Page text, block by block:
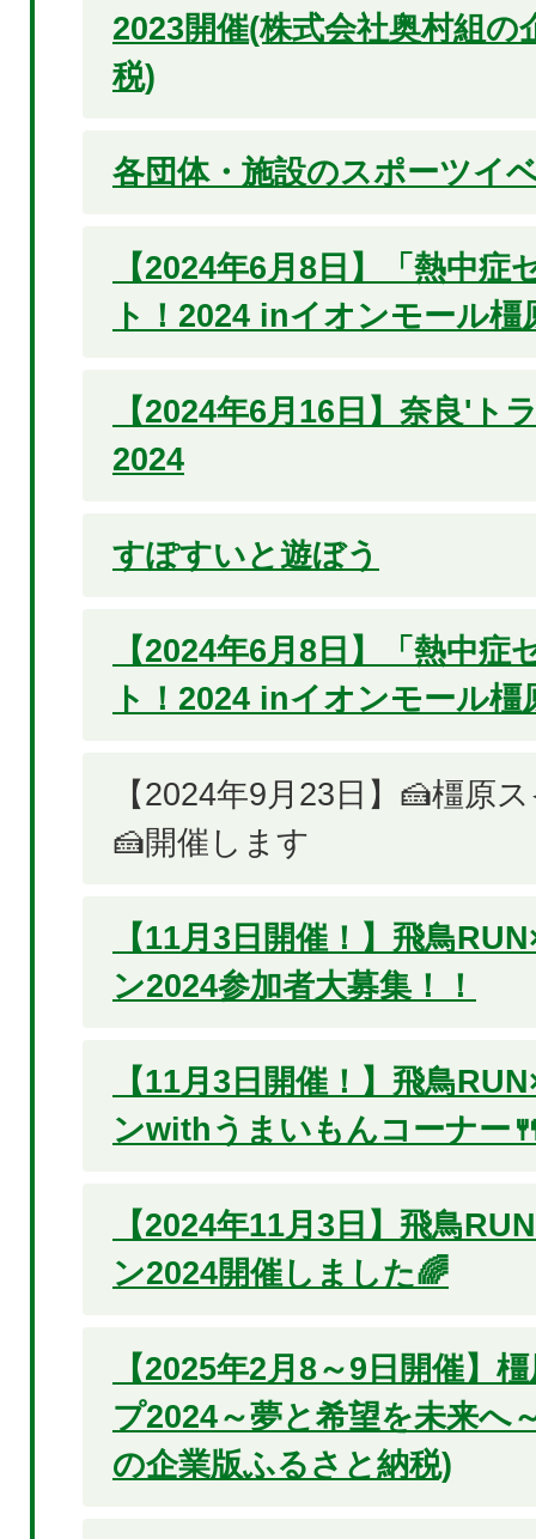
2023開催(株式会社奥村組の
税)
各団体・施設のスポーツイ
【2024年6月8日】「熱中症
ト！2024 inイオンモール
【2024年6月16日】奈良'ト
2024
すぽすいと遊ぼう
【2024年6月8日】「熱中症
ト！2024 inイオンモール
【2024年9月23日】🍰橿原
🍰開催します
【11月3日開催！】飛鳥
ン2024参加者大募集！！
【11月3日開催！】飛鳥
ンwithうまいもんコーナー
【2024年11月3日】飛鳥
ン2024開催しました🌈
【2025年2月8～9日開催】
プ2024～夢と希望を未来へ
の企業版ふるさと納税)